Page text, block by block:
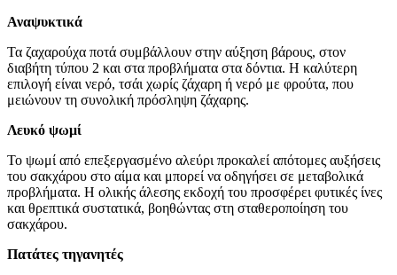
Αναψυκτικά
Τα ζαχαρούχα ποτά συμβάλλουν στην αύξηση βάρους, στον
διαβήτη τύπου 2 και στα προβλήματα στα δόντια. Η καλύτερη
επιλογή είναι νερό, τσάι χωρίς ζάχαρη ή νερό με φρούτα, που
μειώνουν τη συνολική πρόσληψη ζάχαρης.
Λευκό ψωμί
Το ψωμί από επεξεργασμένο αλεύρι προκαλεί απότομες αυξήσεις
του σακχάρου στο αίμα και μπορεί να οδηγήσει σε μεταβολικά
προβλήματα. Η ολικής άλεσης εκδοχή του προσφέρει φυτικές ίνες
και θρεπτικά συστατικά, βοηθώντας στη σταθεροποίηση του
σακχάρου.
Πατάτες τηγανητές